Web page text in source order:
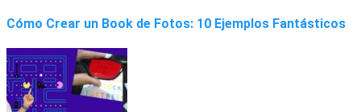
Cómo Crear un Book de Fotos: 10 Ejemplos Fantásticos